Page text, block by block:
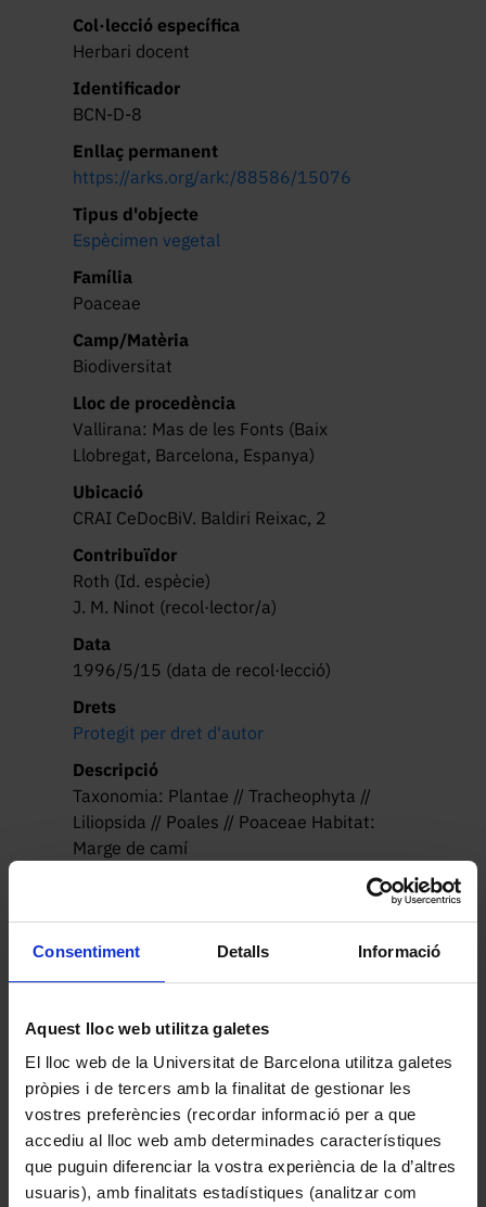
Consentiment Detalls Informació
Aquest lloc web utilitza galetes
El lloc web de la Universitat de Barcelona utilitza galetes
pròpies i de tercers amb la finalitat de gestionar les
vostres preferències (recordar informació per a que
accediu al lloc web amb determinades característiques
que puguin diferenciar la vostra experiència de la d’altres
usuaris), amb finalitats estadístiques (analitzar com
Col·lecció específica
Herbari docent
Identificador
BCN-D-8
Enllaç permanent
https://arks.org/ark:/88586/15076
Tipus d'objecte
Espècimen vegetal
Família
Poaceae
Camp/Matèria
Biodiversitat
Lloc de procedència
Vallirana: Mas de les Fonts (Baix
Llobregat, Barcelona, Espanya)
Ubicació
CRAI CeDocBiV. Baldiri Reixac, 2
Contribuïdor
Roth (Id. espècie)
J. M. Ninot (recol·lector/a)
Data
1996/5/15 (data de recol·lecció)
Drets
Protegit per dret d'autor
Descripció
Taxonomia: Plantae // Tracheophyta //
Liliopsida // Poales // Poaceae Habitat:
Marge de camí
Altres peces de la col·lecció